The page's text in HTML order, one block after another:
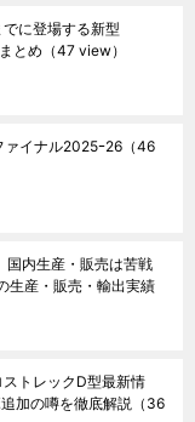
に登場する新型
とめ （47 view）
イナル2025ｰ26 （46
国内生産・販売は苦戦
生産・販売・輸出実績
ストレックD型最新情
加の噂を徹底解説 （36